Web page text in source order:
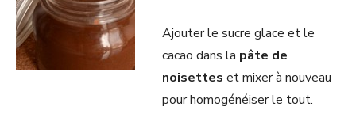
Ajouter le sucre glace et le
cacao dans la pâte de
noisettes et mixer à nouveau
pour homogénéiser le tout.